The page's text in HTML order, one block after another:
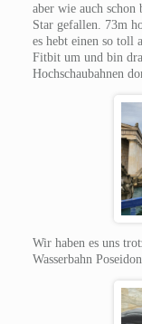
aber wie auch
Star gefallen. 73m
es hebt einen so toll
Fitbit um und bin
Hochschaubahnen
Wir haben es uns
Wasserbahn